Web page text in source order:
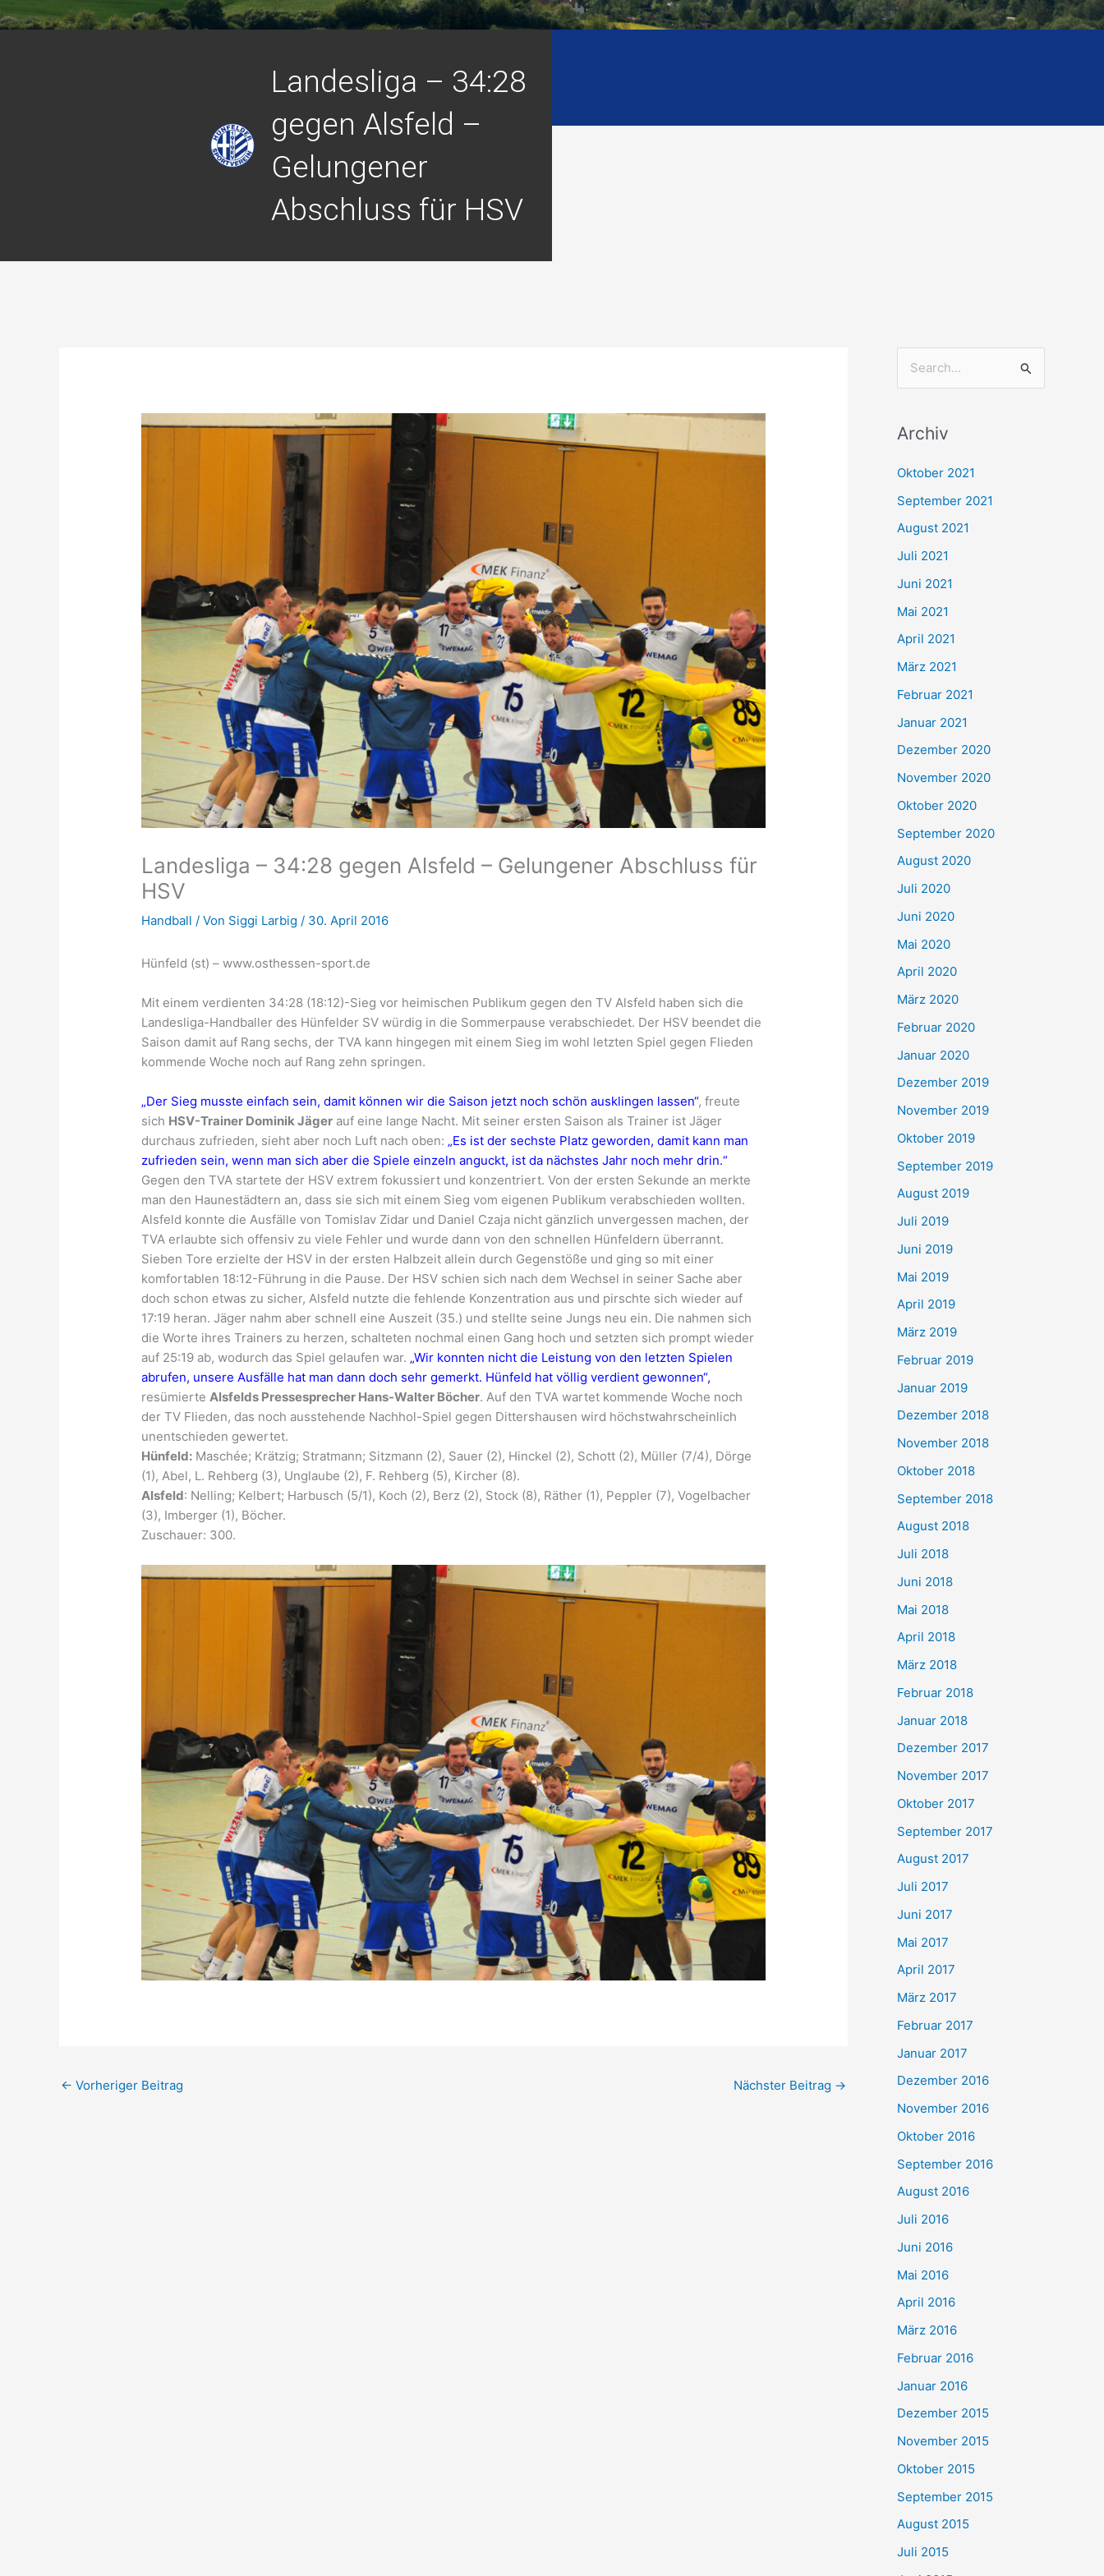
Landesliga – 34:28
gegen Alsfeld –
Gelungener
Abschluss für HSV
Landesliga – 34:28 gegen Alsfeld – Gelungener Abschluss für
HSV
Handball / Von Siggi Larbig/ 30. April 2016
Hünfeld (st) – www.osthessen-sport.de
Mit einem verdienten 34:28 (18:12)-Sieg vor heimischen Publikum gegen den TV Alsfeld haben sich die
Landesliga-Handballer des Hünfelder SV würdig in die Sommerpause verabschiedet. Der HSV beendet die
Saison damit auf Rang sechs, der TVA kann hingegen mit einem Sieg im wohl letzten Spiel gegen Flieden
kommende Woche noch auf Rang zehn springen.
„Der Sieg musste einfach sein, damit können wir die Saison jetzt noch schön ausklingen lassen“, freute
sich HSV-Trainer Dominik Jäger auf eine lange Nacht. Mit seiner ersten Saison als Trainer ist Jäger
durchaus zufrieden, sieht aber noch Luft nach oben: „Es ist der sechste Platz geworden, damit kann man
zufrieden sein, wenn man sich aber die Spiele einzeln anguckt, ist da nächstes Jahr noch mehr drin.“
Gegen den TVA startete der HSV extrem fokussiert und konzentriert. Von der ersten Sekunde an merkte
man den Haunestädtern an, dass sie sich mit einem Sieg vom eigenen Publikum verabschieden wollten.
Alsfeld konnte die Ausfälle von Tomislav Zidar und Daniel Czaja nicht gänzlich unvergessen machen, der
TVA erlaubte sich offensiv zu viele Fehler und wurde dann von den schnellen Hünfeldern überrannt.
Sieben Tore erzielte der HSV in der ersten Halbzeit allein durch Gegenstöße und ging so mit einer
komfortablen 18:12-Führung in die Pause. Der HSV schien sich nach dem Wechsel in seiner Sache aber
doch schon etwas zu sicher, Alsfeld nutzte die fehlende Konzentration aus und pirschte sich wieder auf
17:19 heran. Jäger nahm aber schnell eine Auszeit (35.) und stellte seine Jungs neu ein. Die nahmen sich
die Worte ihres Trainers zu herzen, schalteten nochmal einen Gang hoch und setzten sich prompt wieder
auf 25:19 ab, wodurch das Spiel gelaufen war. „Wir konnten nicht die Leistung von den letzten Spielen
abrufen, unsere Ausfälle hat man dann doch sehr gemerkt. Hünfeld hat völlig verdient gewonnen“,
resümierteAlsfelds Pressesprecher Hans-Walter Böcher. Auf den TVA wartet kommende Woche noch
der TV Flieden, das noch ausstehende Nachhol-Spiel gegen Dittershausen wird höchstwahrscheinlich
unentschieden gewertet.
Hünfeld: Maschée; Krätzig; Stratmann; Sitzmann (2), Sauer (2), Hinckel (2), Schott (2), Müller (7/4), Dörge
(1), Abel, L. Rehberg (3), Unglaube (2), F. Rehberg (5), Kircher (8).
Alsfeld: Nelling; Kelbert; Harbusch (5/1), Koch (2), Berz (2), Stock (8), Räther (1), Peppler (7), Vogelbacher
(3), Imberger (1), Böcher.
Zuschauer: 300.
← Vorheriger Beitrag Nächster Beitrag →
h
e
n
h
:
Archiv
Oktober 2021
September 2021
August 2021
Juli 2021
Juni 2021
Mai 2021
April 2021
März 2021
Februar 2021
Januar 2021
Dezember 2020
November 2020
Oktober 2020
September 2020
August 2020
Juli 2020
Juni 2020
Mai 2020
April 2020
März 2020
Februar 2020
Januar 2020
Dezember 2019
November 2019
Oktober 2019
September 2019
August 2019
Juli 2019
Juni 2019
Mai 2019
April 2019
März 2019
Februar 2019
Januar 2019
Dezember 2018
November 2018
Oktober 2018
September 2018
August 2018
Juli 2018
Juni 2018
Mai 2018
April 2018
März 2018
Februar 2018
Januar 2018
Dezember 2017
November 2017
Oktober 2017
September 2017
August 2017
Juli 2017
Juni 2017
Mai 2017
April 2017
März 2017
Februar 2017
Januar 2017
Dezember 2016
November 2016
Oktober 2016
September 2016
August 2016
Juli 2016
Juni 2016
Mai 2016
April 2016
März 2016
Februar 2016
Januar 2016
Dezember 2015
November 2015
Oktober 2015
September 2015
August 2015
Juli 2015